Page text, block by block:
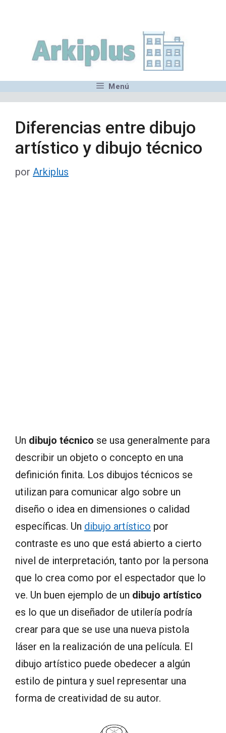
contenido
Menú
Diferencias entre dibujo
artístico y dibujo técnico
por Arkiplus
Un dibujo técnico se usa generalmente para
describir un objeto o concepto en una
definición finita. Los dibujos técnicos se
utilizan para comunicar algo sobre un
diseño o idea en dimensiones o calidad
específicas. Un dibujo artístico por
contraste es uno que está abierto a cierto
nivel de interpretación, tanto por la persona
que lo crea como por el espectador que lo
ve. Un buen ejemplo de un dibujo artístico
es lo que un diseñador de utilería podría
crear para que se use una nueva pistola
láser en la realización de una película. El
dibujo artístico puede obedecer a algún
estilo de pintura y suel representar una
forma de creatividad de su autor.